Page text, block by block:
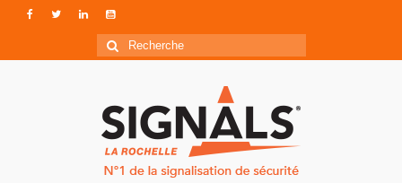
Rechercher
: